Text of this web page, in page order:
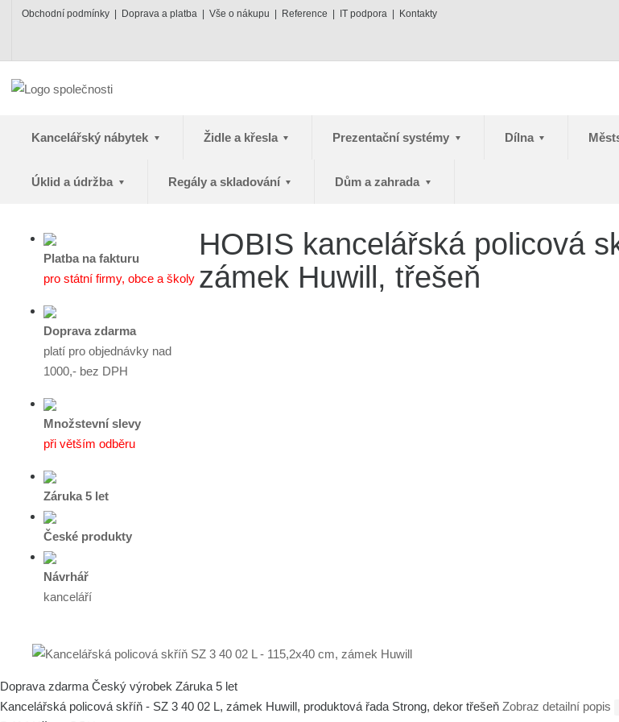
Obchodní podmínky Doprava a platba Vše o nákupu Reference IT podpora Kontakty
Kancelářský nábytek Židle a křesla Prezentační systémy Dílna
Úklid a údržba Regály a skladování Dům a zahrada
Platba na fakturu
pro státní firmy, obce a školy
Doprava zdarma
platí pro objednávky nad
1000,- bez DPH
Množstevní slevy
při větším odběru
Záruka 5 let
České produkty
Návrhář
kanceláří
HOBIS kancelářská policová
zámek Huwill, třešeň
Doprava zdarma Český výrobek Záruka 5 let
Kancelářská policová skříň - SZ 3 40 02 L, zámek Huwill, produktová řada Strong, dekor třešeň Zobraz detailní popis